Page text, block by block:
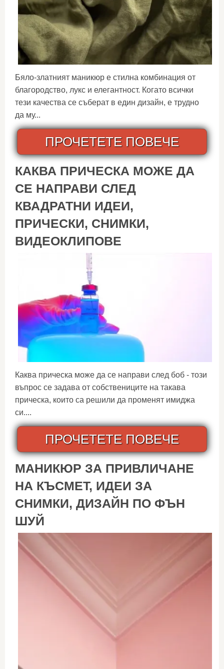
Бяло-златният маникюр е стилна комбинация от
благородство, лукс и елегантност. Когато всички
тези качества се съберат в един дизайн, е трудно
да му...
ПРОЧЕТЕТЕ ПОВЕЧЕ
КАКВА ПРИЧЕСКА МОЖЕ ДА
СЕ НАПРАВИ СЛЕД
КВАДРАТНИ ИДЕИ,
ПРИЧЕСКИ, СНИМКИ,
ВИДЕОКЛИПОВЕ
Каква прическа може да се направи след боб - този
въпрос се задава от собствениците на такава
прическа, които са решили да променят имиджа
си....
ПРОЧЕТЕТЕ ПОВЕЧЕ
МАНИКЮР ЗА ПРИВЛИЧАНЕ
НА КЪСМЕТ, ИДЕИ ЗА
СНИМКИ, ДИЗАЙН ПО ФЪН
ШУЙ